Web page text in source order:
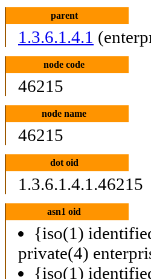
parent
1.3.6.1.4.1
node code
46215
node name
46215
dot oid
1.3.6.1.4.1.46215
asn1 oid
{iso(1)
private(4)
{iso(1)